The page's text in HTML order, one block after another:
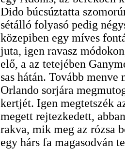
Dido búcsúztatta
sétálló folyasó pedig
közepiben egy míves
juta, igen ravasz
elő, a az tetejében
sas hátán. Tovább
Orlando sorjára
kertjét. Igen megtetszék
megett rejtezkedett,
rakva, mik meg az rózsa
egy hárs fa magasodván